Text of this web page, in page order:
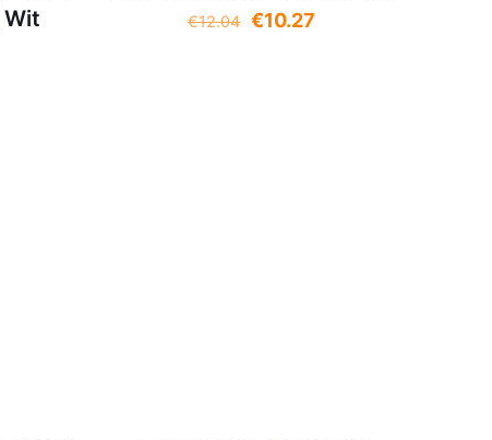
€12.04 Oorspronkelijke
€10.27Huidige